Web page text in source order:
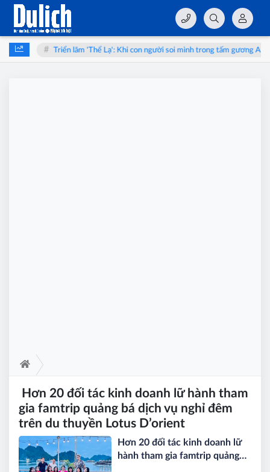
Triển lãm 'Thể Lạ': Khi con người soi mình trong tấm gương AI
Hơn 20 đối tác kinh doanh lữ hành tham
gia famtrip quảng bá dịch vụ nghỉ đêm
trên du thuyền Lotus D’orient
Hơn 20 đối tác kinh doanh lữ
hành tham gia famtrip quảng